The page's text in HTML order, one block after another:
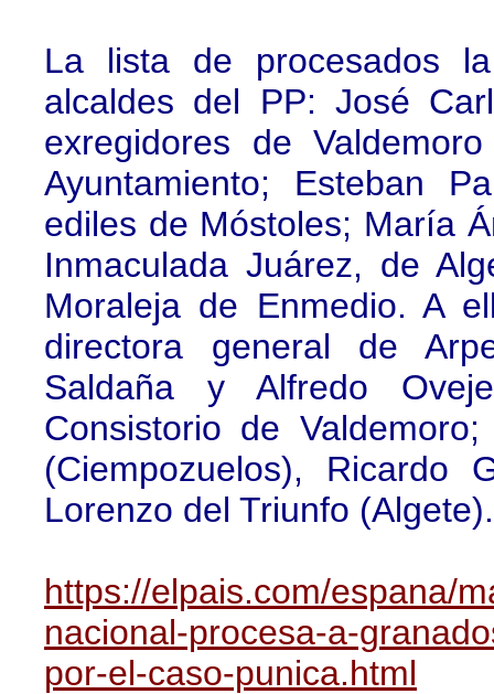
La lista de procesados
alcaldes del PP: José
exregidores de
Ayuntamiento; Esteban
ediles de Móstoles; María
Inmaculada Juárez, de
Moraleja de Enmedio. A
directora general de
Saldaña y Alfredo
Consistorio de
(Ciempozuelos), Ricardo
Lorenzo del Triunfo (Algete).
https://elpais.com/espana/
nacional-procesa-a-
por-el-caso-punica.html